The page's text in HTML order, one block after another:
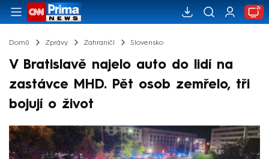
Domů Zprávy Zahraničí Slovensko
V Bratislavě najelo auto do lidí na
zastávce MHD. Pět osob zemřelo, tři
bojují o život